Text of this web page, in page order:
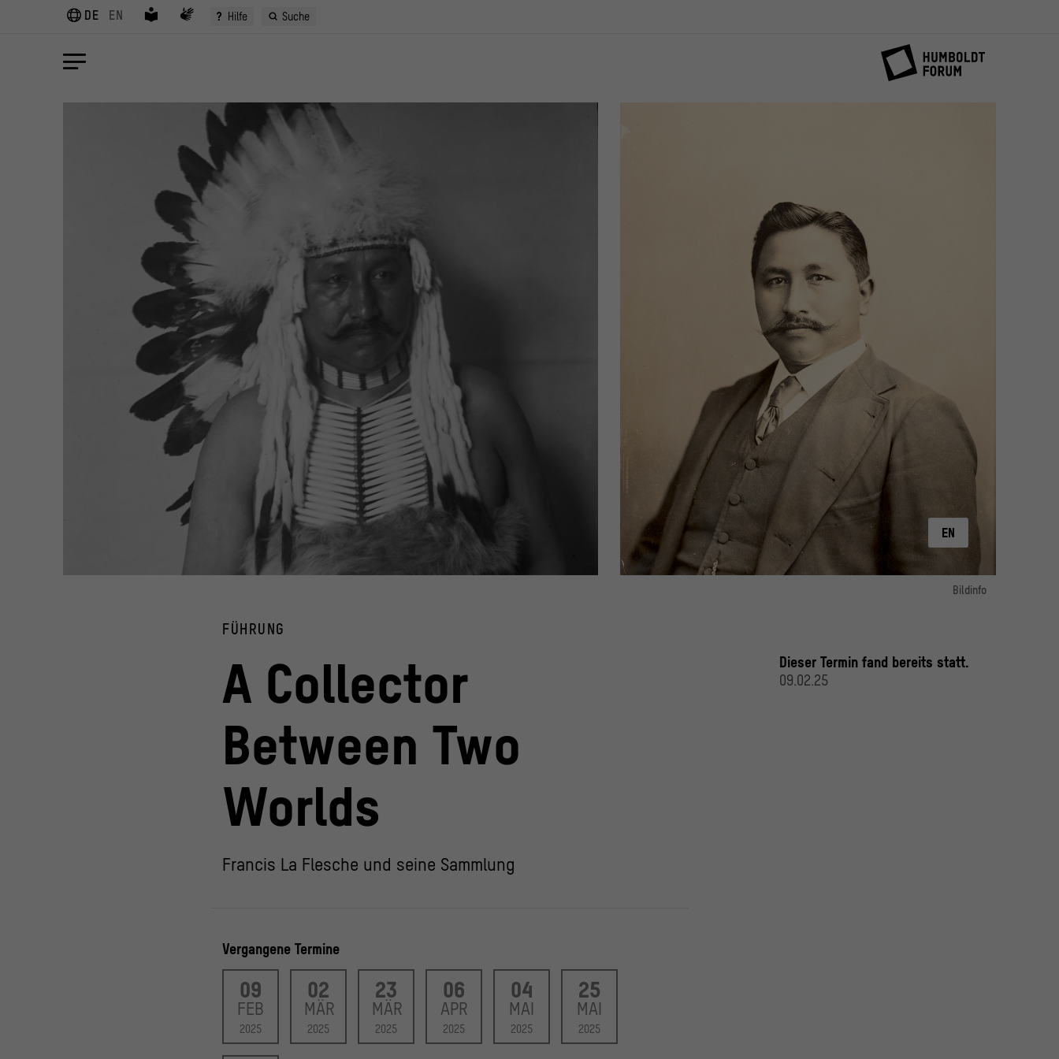
DE EN ? Hilfe Suche
© National Anthropological Archives, Smithonian Institution, NAA INV 00688600
EN
Bildinfo
FÜHRUNG
A Collector
Between Two
Worlds
Francis La Flesche und seine Sammlung
Vergangene Termine
09
FEB
2025
02
MÄR
2025
23
MÄR
2025
06
APR
2025
04
MAI
2025
25
MAI
2025
Dieser Termin fand bereits statt.
09.02.25